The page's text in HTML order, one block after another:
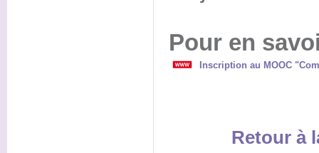
Pour en
Inscription au MOOC
Retour à